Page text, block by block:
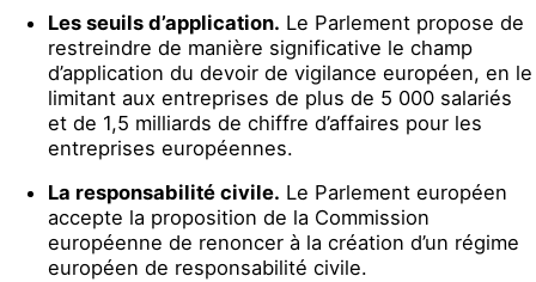
Les seuils d’application. Le Parlement propose de
restreindre de manière significative le champ
d’application du devoir de vigilance européen, en le
limitant aux entreprises de plus de 5 000 salariés
et de 1,5 milliards de chiffre d’affaires pour les
entreprises européennes.
La responsabilité civile. Le Parlement européen
accepte la proposition de la Commission
européenne de renoncer à la création d’un régime
européen de responsabilité civile.